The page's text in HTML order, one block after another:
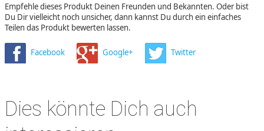
Empfehle dieses Produkt Deinen Freunden und Bekannten. Oder bist
Du Dir vielleicht noch unsicher, dann kannst Du durch ein einfaches
Teilen das Produkt bewerten lassen.
Facebook Google+ Twitter
Dies könnte Dich auch